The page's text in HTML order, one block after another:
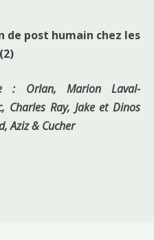
de post humain chez les
: Orlan, Marion Laval-
Charles Ray, Jake et Dinos
Aziz & Cucher